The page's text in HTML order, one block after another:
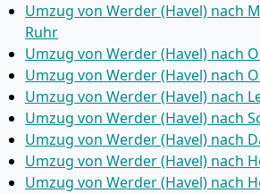
Umzug von Werder (Havel) nach
Ruhr
Umzug von Werder (Havel) nach
Umzug von Werder (Havel) nach
Umzug von Werder (Havel) nach
Umzug von Werder (Havel) nach
Umzug von Werder (Havel) nach
Umzug von Werder (Havel) nach
Umzug von Werder (Havel) nach